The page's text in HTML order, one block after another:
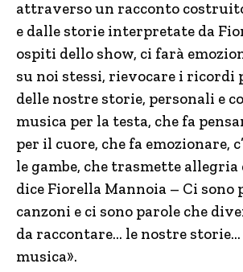
attraverso un racconto
e dalle storie interpretate da
ospiti dello show, ci farà
su noi stessi, rievocare i
delle nostre storie, personali e
musica per la testa, che fa
per il cuore, che fa emozionare,
le gambe, che trasmette allegria
dice Fiorella Mannoia – Ci sono
canzoni e ci sono parole che
da raccontare… le nostre
musica».